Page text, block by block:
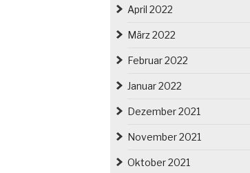
April 2022
März 2022
Februar 2022
Januar 2022
Dezember 2021
November 2021
Oktober 2021